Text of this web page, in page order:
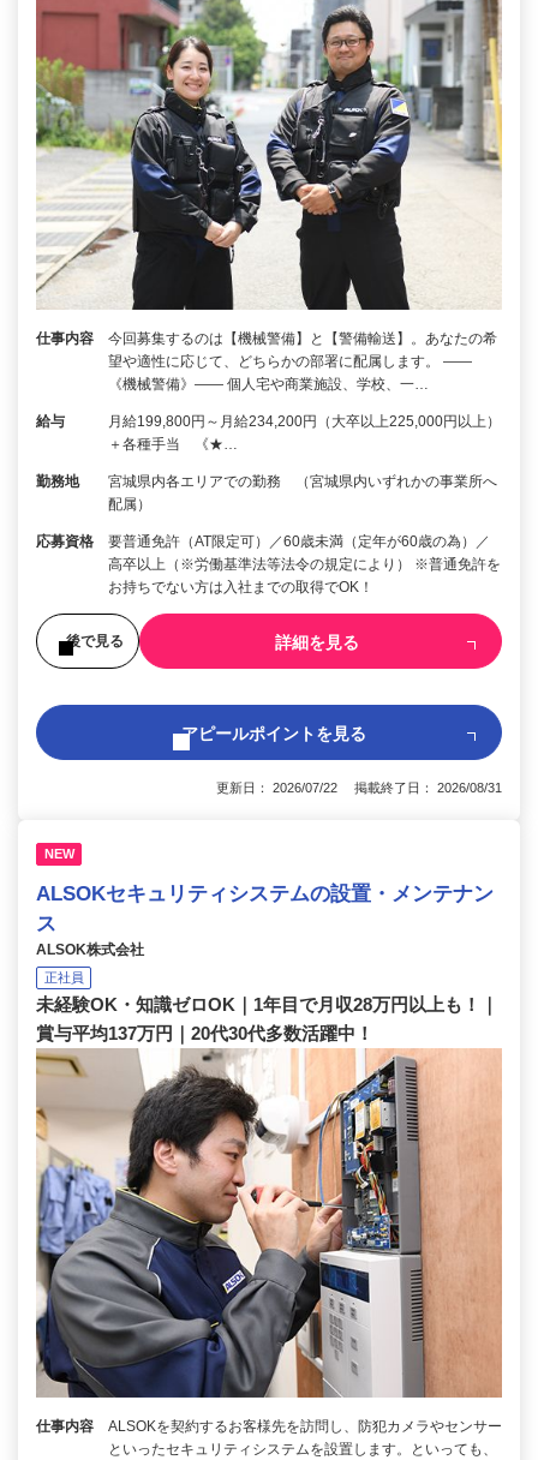
仕事内容
今回募集するのは【機械警備】と【警備輸送】。あなたの希
望や適性に応じて、どちらかの部署に配属します。 ――
《機械警備》―― 個人宅や商業施設、学校、一…
給与
月給199,800円～月給234,200円（大卒以上225,000円以上）
＋各種手当 《★…
勤務地
宮城県内各エリアでの勤務 （宮城県内いずれかの事業所へ
配属）
応募資格
要普通免許（AT限定可）／60歳未満（定年が60歳の為）／
高卒以上（※労働基準法等法令の規定により） ※普通免許を
お持ちでない方は入社までの取得でOK！
後で見る 詳細を見る
アピールポイントを見る
更新日： 2026/07/22 掲載終了日： 2026/08/31
NEW
ALSOKセキュリティシステムの設置・メンテナン
ス
ALSOK株式会社
正社員
未経験OK・知識ゼロOK｜1年目で月収28万円以上も！｜
賞与平均137万円｜20代30代多数活躍中！
仕事内容
ALSOKを契約するお客様先を訪問し、防犯カメラやセンサー
といったセキュリティシステムを設置します。といっても、